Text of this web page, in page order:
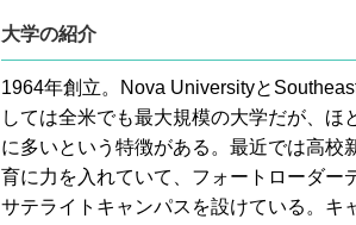
大学の紹介
1964年創立。Nova Universityと
しては全米でも最大規模の大学だが、
に多いという特徴がある。最近では高
育に力を入れていて、フォートローダー
サテライトキャンパスを設けている。キ